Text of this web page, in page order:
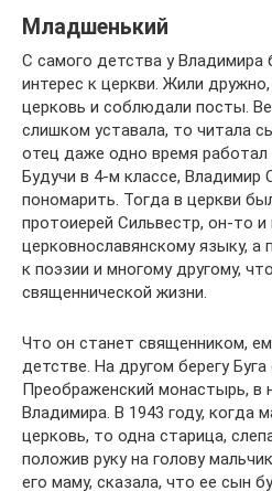
Младшенький
С самого детства у
интерес к церкви. Жили
церковь и соблюдали посты.
слишком уставала, то читала
отец даже одно время работал
Будучи в 4-м классе, Владимир
пономарить. Тогда в церкви
протоиерей Сильвестр, он-то
церковнославянскому языку,
к поэзии и многому другому,
священнической жизни.
Что он станет священником,
детстве. На другом берегу
Преображенский монастырь, в
Владимира. В 1943 году, когда
церковь, то одна старица,
положив руку на голову
его маму, сказала, что ее сын